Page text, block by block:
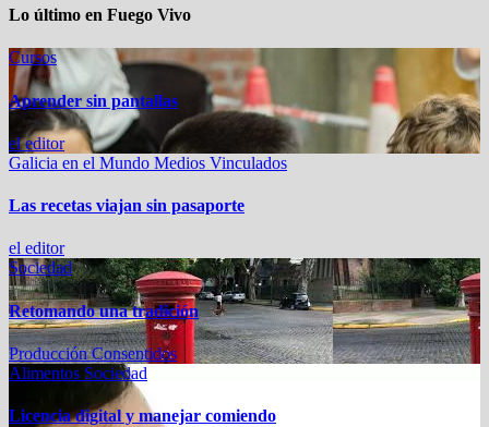
Lo último en Fuego Vivo
Cursos
Aprender sin pantallas
el editor
Galicia en el Mundo Medios Vinculados
Las recetas viajan sin pasaporte
el editor
Sociedad
Retomando una tradición
Producción Consentidos
Alimentos Sociedad
Licencia digital y manejar comiendo